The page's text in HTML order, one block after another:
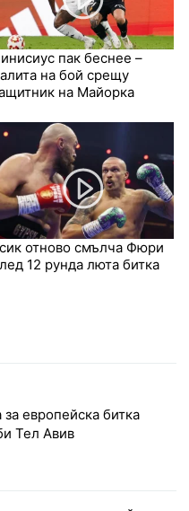
пак беснее –
на бой срещу
на Майорка
отново смълча Фюри
12 рунда люта битка
европейска битка
Тел Авив